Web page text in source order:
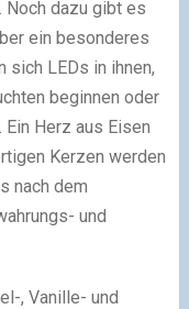
Noch dazu gibt es
ein besonderes
sich LEDs in ihnen,
beginnen oder
Herz aus Eisen
Kerzen werden
nach dem
und
, Vanille- und